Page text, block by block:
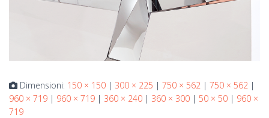
Dimensioni: 150 × 150 | 300 × 225 | 750 × 562 | 750 × 562 |
960 × 719 | 960 × 719 | 360 × 240 | 360 × 300 | 50 × 50 | 960 ×
719